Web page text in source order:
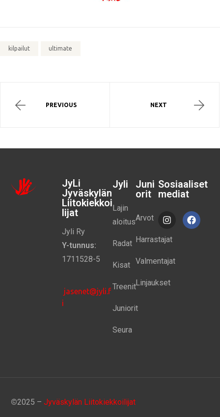
kilpailut ultimate
PREVIOUS NEXT
JyLi
Jyväskylän
Liitokiekkoi
lijat
Jyli Ry
Y-tunnus:
1711528-5
jasenet@jyli.f
i
Jyli
Lajin
aloitus
Radat
Kisat
Treenit
Juniorit
Seura
Juni
orit
Arvot
Harrastajat
Valmentajat
Linjaukset
Sosiaaliset
mediat
©2025 –Jyväskylän Liitokiekkoilijat